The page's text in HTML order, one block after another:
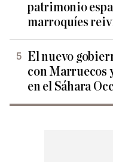
patrimonio
marroquíes
El nuevo
con Marruecos
en el Sáhara